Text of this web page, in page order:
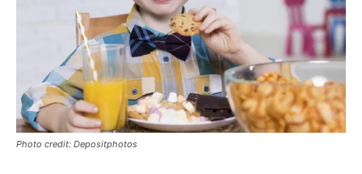
Photo credit: Depositphotos